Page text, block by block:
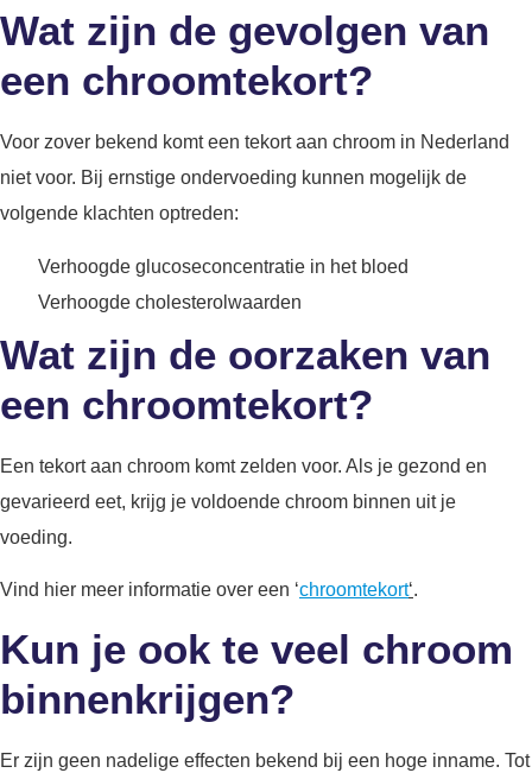
Wat zijn de gevolgen van
een chroomtekort?
Voor zover bekend komt een tekort aan chroom in Nederland
niet voor. Bij ernstige ondervoeding kunnen mogelijk de
volgende klachten optreden:
Verhoogde glucoseconcentratie in het bloed
Verhoogde cholesterolwaarden
Wat zijn de oorzaken van
een chroomtekort?
Een tekort aan chroom komt zelden voor. Als je gezond en
gevarieerd eet, krijg je voldoende chroom binnen uit je
voeding.
Vind hier meer informatie over een ‘chroomtekort‘.
Kun je ook te veel chroom
binnenkrijgen?
Er zijn geen nadelige effecten bekend bij een hoge inname. Tot